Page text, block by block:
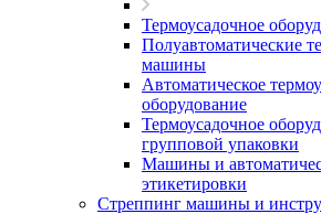
Термоусадочное
Полуавтоматические
машины
Автоматическое
оборудование
Термоусадочное
групповой упаковки
Машины и
этикетировки
Стреппинг машины и